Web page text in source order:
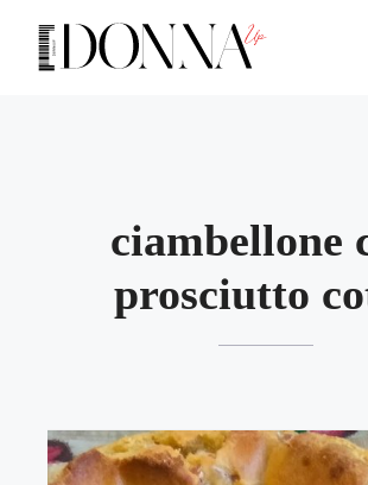
contenuto
ciambellone
prosciutto